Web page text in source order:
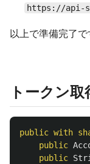
https://api-
以上で準備完了で
トークン取
public with
public
public